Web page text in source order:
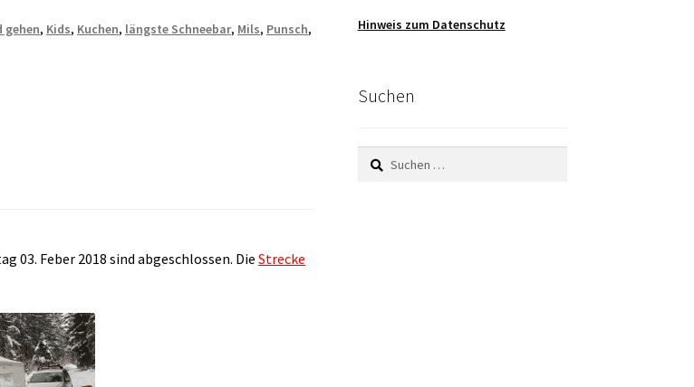
gehen, Kids, Kuchen, längste Schneebar, Mils, Punsch,
03. Feber 2018 sind abgeschlossen. DieStrecke
Hinweis zum Datenschutz
Suchen
Suchen
nach: